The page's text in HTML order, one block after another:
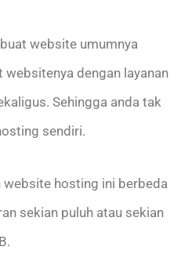
website umumnya
dengan layanan
Sehingga anda tak
sendiri.
hosting ini berbeda
sekian puluh atau sekian